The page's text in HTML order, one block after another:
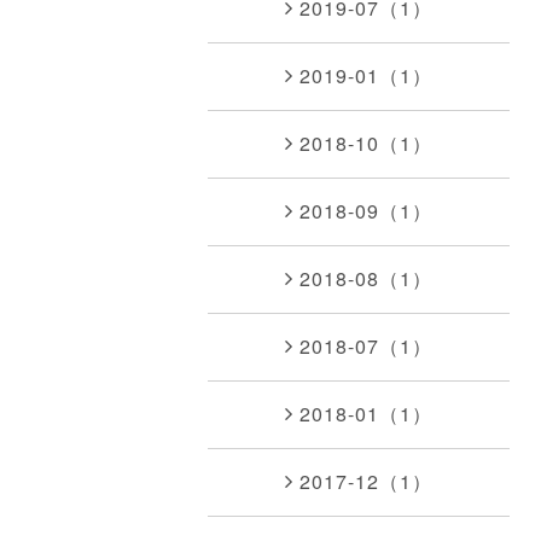
2019-07（1）
2019-01（1）
2018-10（1）
2018-09（1）
2018-08（1）
2018-07（1）
2018-01（1）
2017-12（1）